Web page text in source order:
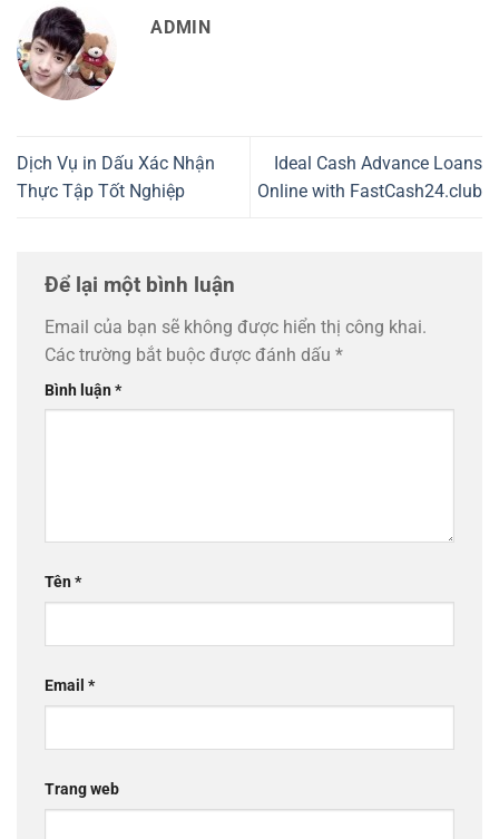
ADMIN
Dịch Vụ in Dấu Xác Nhận
Thực Tập Tốt Nghiệp
Ideal Cash Advance Loans
Online with FastCash24.club
Để lại một bình luận
Email của bạn sẽ không được hiển thị công khai.
Các trường bắt buộc được đánh dấu *
Bình luận*
Tên*
Email *
Trang web